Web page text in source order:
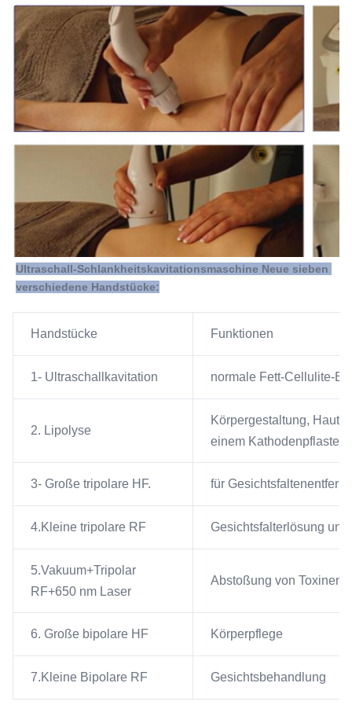
Ultraschall-Schlankheitskavitationsmaschine Neue sieben
verschiedene Handstücke:
Handstücke Funktionen
1- Ultraschallkavitation normale Fett-Cellulite-
2. Lipolyse
Körpergestaltung,
einem Kathodenpflaster
3- Große tripolare HF. für
4.Kleine tripolare RF Gesichtsfalterlösung
5.Vakuum+Tripolar
RF+650 nm Laser
Abstoßung von Toxinen
6. Große bipolare HF Körperpflege
7.Kleine Bipolare RF Gesichtsbehandlung